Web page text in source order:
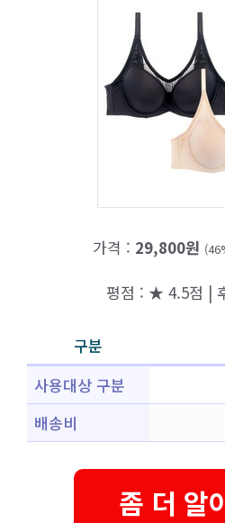
가격 : 29,800원
평점 : ★ 4.5점 |
구분
사용대상 구분
배송비
좀 더 알